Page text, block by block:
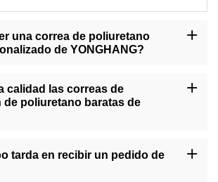
una correa de poliuretano
de YONGHANG?
háganos saber sus requisitos
una correa que se ajuste a sus
calidad las correas de
poliuretano baratas de
en correas de sincronización de
requisitos de transmisión y posicionamiento
tarda en recibir un pedido de